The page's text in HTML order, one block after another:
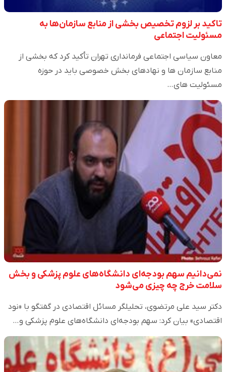
تاکید بر لزوم تخصیص بخشی از منابع سازمان‌ها به
مسئولیت اجتماعی
معاون سیاسی اجتماعی فرمانداری تهران تأکید کرد که بخشی از
منابع سازمان ها و نهادهای بخش خصوصی باید در حوزه
مسئولیت های…
نمی‌دانیم سهم بودجه‌ای دانشگاه‌های علوم پزشکی و بخش
سلامت خرج چه چیزی می‌شود
دکتر سید علی مرتضوی، تحلیلگر مسائل اقتصادی در گفتگو با «نود
اقتصادی» بیان کرد: سهم بودجه‌ای دانشگاه‌های علوم پزشکی و…